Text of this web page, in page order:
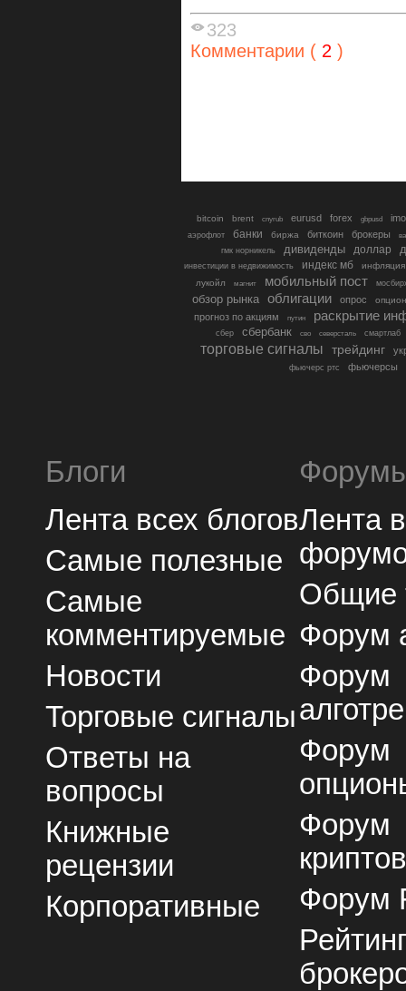
323
Комментарии ( 2 )
bitcoin brent cnyrub eurusd forex gbpusd
аэрофлот банки биржа биткоин брокеры
гмк норникель
дивиденды доллар
инвестиции в недвижимость индекс мб
инфляция
лукойл
магнит мобильный пост
обзор рынка облигации опрос
прогноз по акциям путин раскрытие
сбер сбербанк сво северсталь смартлаб
торговые сигналы трейдинг
фьючерс ртс фьючерсы
Блоги
Лента всех блогов
Самые полезные
Самые
комментируемые
Новости
Торговые сигналы
Ответы на
вопросы
Книжные
рецензии
Корпоративные
Лента
Общие
Форум
Форум
Форум
Форум
Форум